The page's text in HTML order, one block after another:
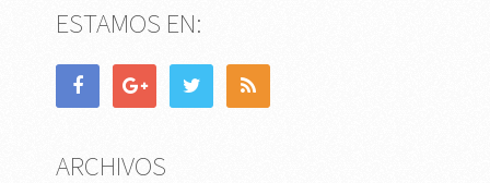
ESTAMOS EN:
ARCHIVOS